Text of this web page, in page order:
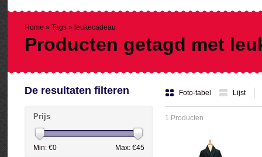
Home » Tags » leukecadeau
Producten getagd met
Foto-tabel Lijst
1 Producten
De resultaten filteren
Prijs
Min: €0 Max: €45